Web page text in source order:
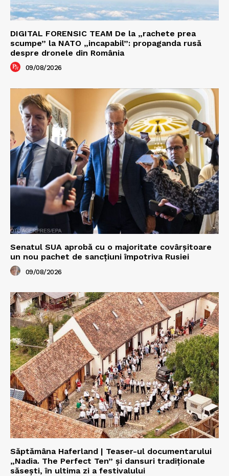
DIGITAL FORENSIC TEAM De la „rachete prea
scumpe” la NATO „incapabil”: propaganda rusă
despre dronele din România
09/08/2026
Senatul SUA aprobă cu o majoritate covârșitoare
un nou pachet de sancțiuni împotriva Rusiei
09/08/2026
Săptămâna Haferland | Teaser-ul documentarului
„Nadia. The Perfect Ten” şi dansuri tradiţionale
săseşti, în ultima zi a festivalului